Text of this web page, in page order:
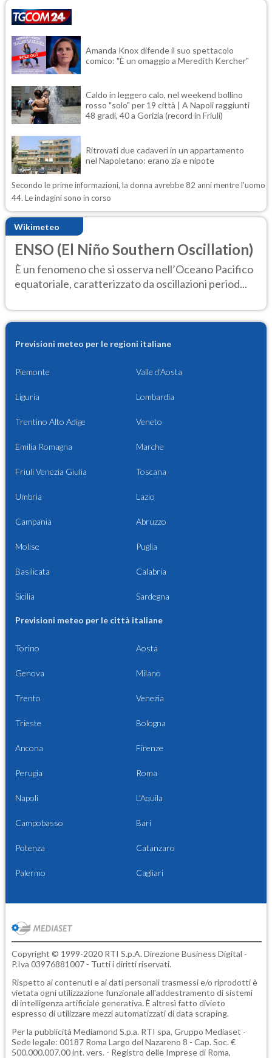
Amanda Knox difende il suo spettacolo
comico: "È un omaggio a Meredith Kercher"
Caldo in leggero calo, nel weekend bollino
rosso "solo" per 19 città | A Napoli raggiunti
48 gradi, 40 a Gorizia (record in Friuli)
Ritrovati due cadaveri in un appartamento
nel Napoletano: erano zia e nipote
Secondo le prime informazioni, la donna avrebbe 82 anni mentre l'uomo
44. Le indagini sono in corso
Wikimeteo
ENSO (El Niño Southern Oscillation)
È un fenomeno che si osserva nell’Oceano Pacifico
equatoriale, caratterizzato da oscillazioni period...
Previsioni meteo per le regioni italiane
Piemonte Valle d'Aosta
Liguria Lombardia
Trentino Alto Adige Veneto
Emilia Romagna Marche
Friuli Venezia Giulia Toscana
Umbria Lazio
Campania Abruzzo
Molise Puglia
Basilicata Calabria
Sicilia Sardegna
Previsioni meteo per le città italiane
Torino Aosta
Genova Milano
Trento Venezia
Trieste Bologna
Ancona Firenze
Perugia Roma
Napoli L'Aquila
Campobasso Bari
Potenza Catanzaro
Palermo Cagliari
Copyright © 1999-2020 RTI S.p.A. Direzione Business Digital -
P.Iva 03976881007 - Tutti i diritti riservati.
Rispetto ai contenuti e ai dati personali trasmessi e/o riprodotti è
vietata ogni utilizzazione funzionale all'addestramento di sistemi
di intelligenza artificiale generativa. È altresì fatto divieto
espresso di utilizzare mezzi automatizzati di data scraping.
Per la pubblicità Mediamond S.p.a. RTI spa, Gruppo Mediaset -
Sede legale: 00187 Roma Largo del Nazareno 8 - Cap. Soc. €
500.000.007,00 int. vers. - Registro delle Imprese di Roma,